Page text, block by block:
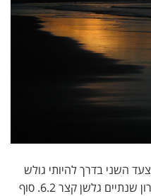
השני בדרך להיותי גולש
מקצועי ורכשתי מישראלי שחיי בביירון שנתיים גלשן קצר 6.2. סוף